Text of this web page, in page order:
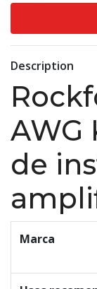
Description
AWG
de
Marca